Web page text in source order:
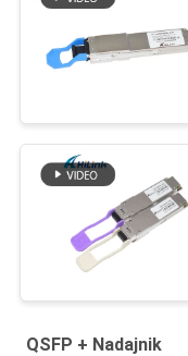
QSFP + Nadajnik